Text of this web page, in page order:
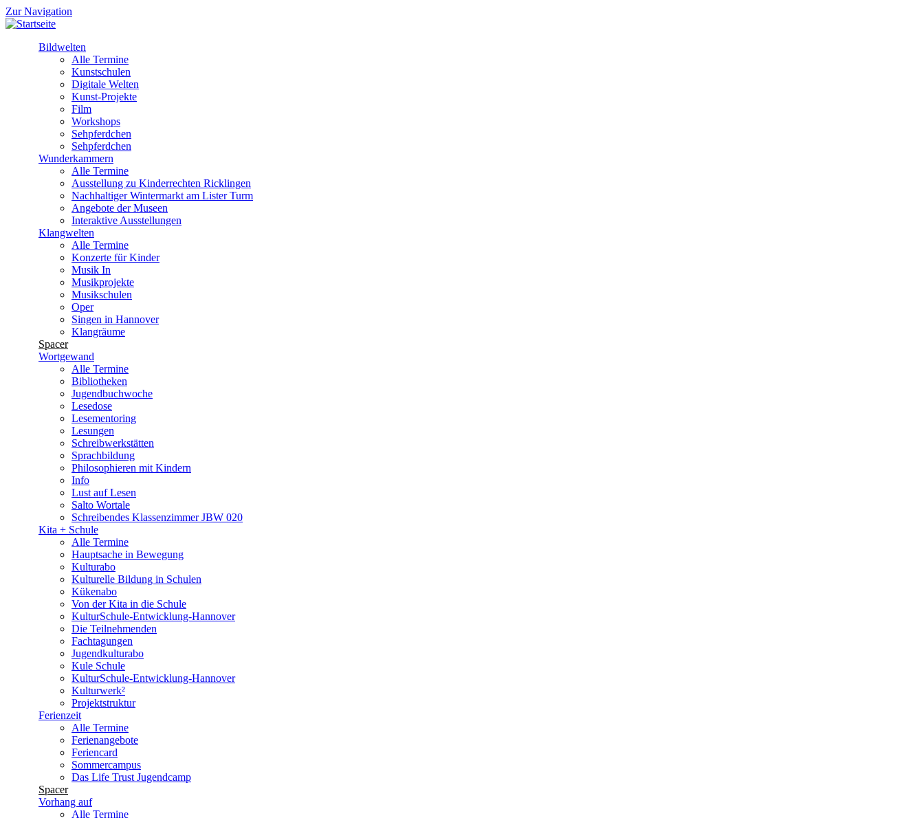
Zur Navigation
Bildwelten
Alle Termine
Kunstschulen
Digitale Welten
Kunst-Projekte
Film
Workshops
Sehpferdchen
Sehpferdchen
Wunderkammern
Alle Termine
Ausstellung zu Kinderrechten Ricklingen
Nachhaltiger Wintermarkt am Lister Turm
Angebote der Museen
Interaktive Ausstellungen
Klangwelten
Alle Termine
Konzerte für Kinder
Musik In
Musikprojekte
Musikschulen
Oper
Singen in Hannover
Klangräume
Spacer
Wortgewand
Alle Termine
Bibliotheken
Jugendbuchwoche
Lesedose
Lesementoring
Lesungen
Schreibwerkstätten
Sprachbildung
Philosophieren mit Kindern
Info
Lust auf Lesen
Salto Wortale
Schreibendes Klassenzimmer JBW 020
Kita + Schule
Alle Termine
Hauptsache in Bewegung
Kulturabo
Kulturelle Bildung in Schulen
Kükenabo
Von der Kita in die Schule
KulturSchule-Entwicklung-Hannover
Die Teilnehmenden
Fachtagungen
Jugendkulturabo
Kule Schule
KulturSchule-Entwicklung-Hannover
Kulturwerk²
Projektstruktur
Ferienzeit
Alle Termine
Ferienangebote
Feriencard
Sommercampus
Das Life Trust Jugendcamp
Spacer
Vorhang auf
Alle Termine